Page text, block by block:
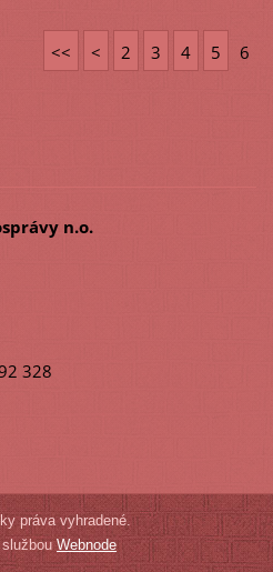
<< < 2 3 4 5 6
n.o.
328
práva vyhradené.
službouWebnode